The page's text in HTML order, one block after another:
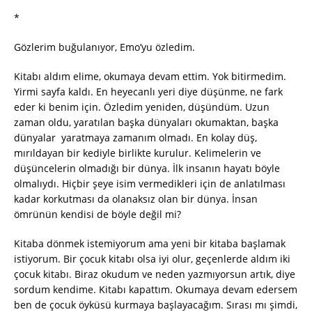
*
Gözlerim buğulanıyor, Emo’yu özledim.
Kitabı aldım elime, okumaya devam ettim. Yok bitirmedim.
Yirmi sayfa kaldı. En heyecanlı yeri diye düşünme, ne fark
eder ki benim için. Özledim yeniden, düşündüm. Uzun
zaman oldu, yaratılan başka dünyaları okumaktan, başka
dünyalar yaratmaya zamanım olmadı. En kolay düş,
mırıldayan bir kediyle birlikte kurulur. Kelimelerin ve
düşüncelerin olmadığı bir dünya. İlk insanın hayatı böyle
olmalıydı. Hiçbir şeye isim vermedikleri için de anlatılması
kadar korkutması da olanaksız olan bir dünya. İnsan
ömrünün kendisi de böyle değil mi?
Kitaba dönmek istemiyorum ama yeni bir kitaba başlamak
istiyorum. Bir çocuk kitabı olsa iyi olur, geçenlerde aldım iki
çocuk kitabı. Biraz okudum ve neden yazmıyorsun artık, diye
sordum kendime. Kitabı kapattım. Okumaya devam edersem
ben de çocuk öyküsü kurmaya başlayacağım. Sırası mı şimdi,